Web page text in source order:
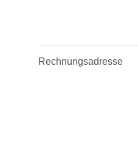
Rechnungsadresse